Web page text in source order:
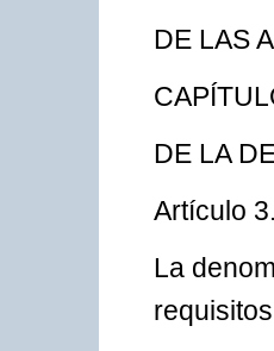
DE LAS
DE LA
Artículo
La